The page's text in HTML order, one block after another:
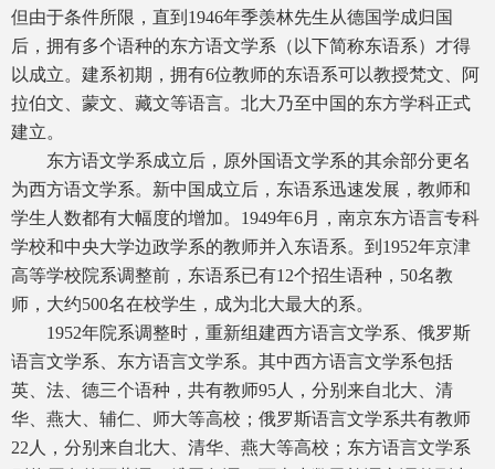
但由于条件所限，直到1946年季羡林先生从德国学成归国
后，拥有多个语种的东方语文学系（以下简称东语系）才得
以成立。建系初期，拥有6位教师的东语系可以教授梵文、阿
拉伯文、蒙文、藏文等语言。北大乃至中国的东方学科正式
建立。
东方语文学系成立后，原外国语文学系的其余部分更名
为西方语文学系。新中国成立后，东语系迅速发展，教师和
学生人数都有大幅度的增加。1949年6月，南京东方语言专科
学校和中央大学边政学系的教师并入东语系。到1952年京津
高等学校院系调整前，东语系已有12个招生语种，50名教
师，大约500名在校学生，成为北大最大的系。
1952年院系调整时，重新组建西方语言文学系、俄罗斯
语言文学系、东方语言文学系。其中西方语言文学系包括
英、法、德三个语种，共有教师95人，分别来自北大、清
华、燕大、辅仁、师大等高校；俄罗斯语言文学系共有教师
22人，分别来自北大、清华、燕大等高校；东方语言文学系